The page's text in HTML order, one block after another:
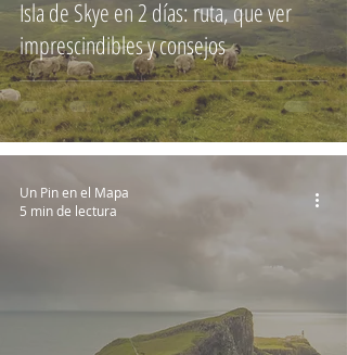
Isla de Skye en 2 días: ruta, que ver
imprescindibles y consejos
Un Pin en el Mapa
5 min de lectura